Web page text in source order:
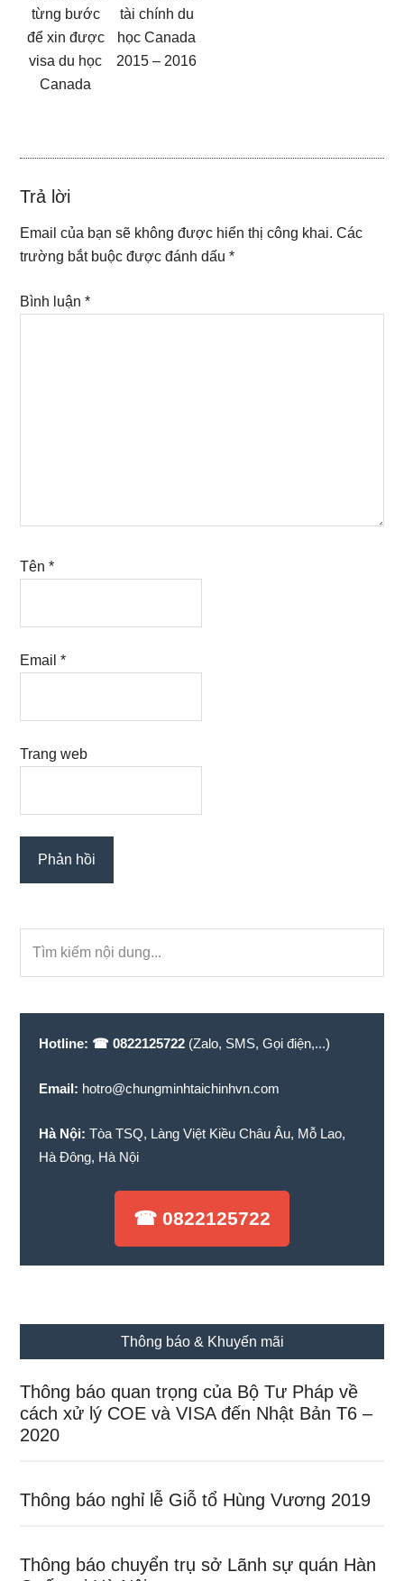
từng bước
để xin được
visa du học
Canada
tài chính du
học Canada
2015 – 2016
Reader
Trả lời
Email của bạn sẽ không được hiển thị công khai. Các
trường bắt buộc được đánh dấu*
Bình luận*
Tên*
Email*
Trang web
Sidebar
kiếm
Hotline: ☎ 0822125722 (Zalo, SMS, Gọi điện,...)
Email: hotro@chungminhtaichinhvn.com
Hà Nội: Tòa TSQ, Làng Việt Kiều Châu Âu, Mỗ Lao,
Hà Đông, Hà Nội
☎ 0822125722
Thông báo & Khuyến mãi
Thông báo quan trọng của Bộ Tư Pháp về
cách xử lý COE và VISA đến Nhật Bản T6 –
2020
Thông báo nghỉ lễ Giỗ tổ Hùng Vương 2019
Thông báo chuyển trụ sở Lãnh sự quán Hàn